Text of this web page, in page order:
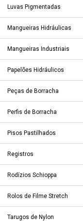
Luvas Pigmentadas
Mangueiras Hidráulicas
Mangueiras Industriais
Papelões Hidráulicos
Peças de Borracha
Perfis de Borracha
Pisos Pastilhados
Registros
Rodízios Schioppa
Rolos de Filme Stretch
Tarugos de Nylon